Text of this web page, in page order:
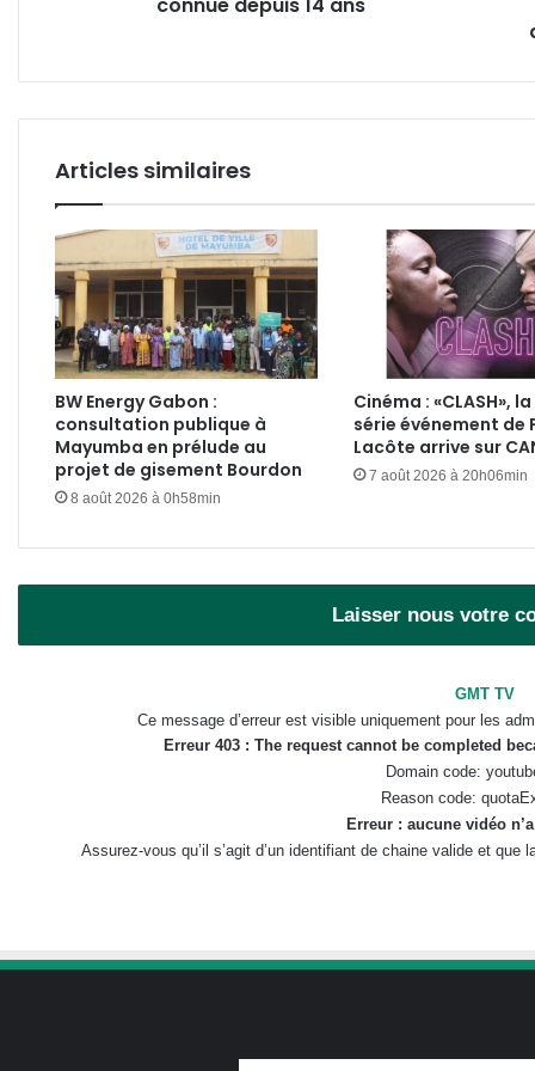
connue depuis 14 ans
et
2021
Articles similaires
BW Energy Gabon :
consultation publique à
Mayumba en prélude au
projet de gisement Bourdon
8 août 2026 à 0h58min
Cinéma : «CLASH»,
série événement de
Lacôte arrive sur
7 août 2026 à 20h06min
Laisser nous votre
GMT TV
Ce message d’erreur est visible uniquement pour les
Erreur 403 : The request cannot be completed
Domain code:
Reason code:
Erreur : aucune vidéo
Assurez-vous qu’il s’agit d’un identifiant de chaine valide et